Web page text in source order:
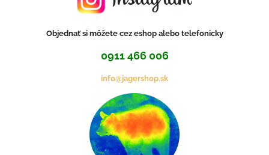
Objednať si môžete cez eshop alebo telefonicky
0911 466 006
info@jagershop.sk